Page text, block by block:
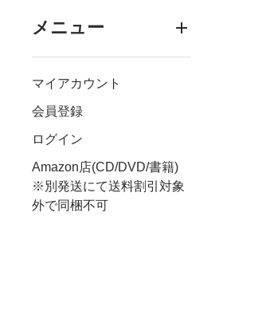
メニュー
マイアカウント
会員登録
ログイン
Amazon店(CD/DVD/書籍)
※別発送にて送料割引対象
外で同梱不可